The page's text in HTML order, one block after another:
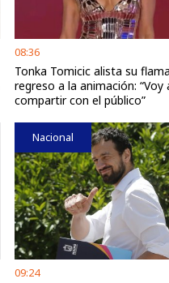
08:36
Tonka Tomicic alista su
regreso a la animación: “Voy
compartir con el público”
Nacional
09:24